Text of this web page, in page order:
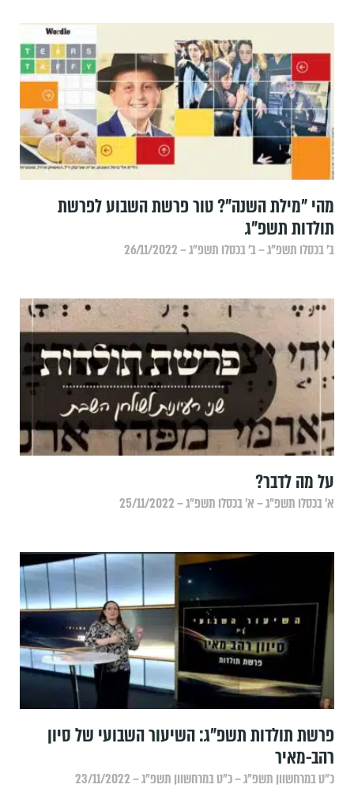
מהי "מילת השנה"? טור פרשת השבוע לפרשת
תולדות תשפ"ג
ב׳ בכסלו תשפ״ג – ב׳ בכסלו תשפ״ג – 26/11/2022
‏על מה לדבר?
א׳ בכסלו תשפ״ג – א׳ בכסלו תשפ״ג – 25/11/2022
פרשת תולדות תשפ"ג: השיעור השבועי של סיון
רהב-מאיר
כ״ט במרחשוון תשפ״ג – כ״ט במרחשוון תשפ״ג – 23/11/2022